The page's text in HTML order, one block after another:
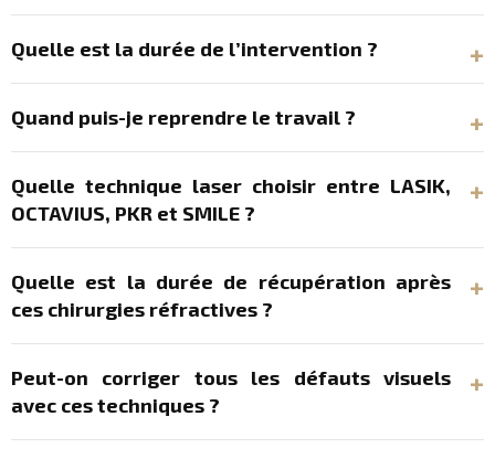
Quelle est la durée de l’intervention ?‎
Quand puis-je reprendre le travail ?‎
Quelle technique laser choisir entre LASIK,
OCTAVIUS, PKR et SMILE ?
Quelle est la durée de récupération après
ces chirurgies réfractives ?
Peut-on corriger tous les défauts visuels
avec ces techniques ?